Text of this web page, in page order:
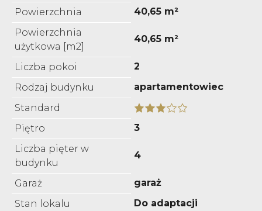
Powierzchnia
40,65 m²
Powierzchnia
użytkowa [m2]
40,65 m²
Liczba pokoi
2
Rodzaj budynku
apartamentowiec
Standard
Piętro
3
Liczba pięter w
budynku
4
Garaż
garaż
Stan lokalu
Do adaptacji